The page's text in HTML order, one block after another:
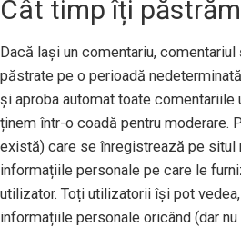
Cât timp îți
Dacă lași un comentariu,
păstrate pe o perioadă
și aproba automat toate comentariile
ținem într-o coadă pentru moderare.
există) care se înregistrează pe
informațiile personale pe care le
utilizator. Toți utilizatorii își pot
informațiile personale oricând (dar